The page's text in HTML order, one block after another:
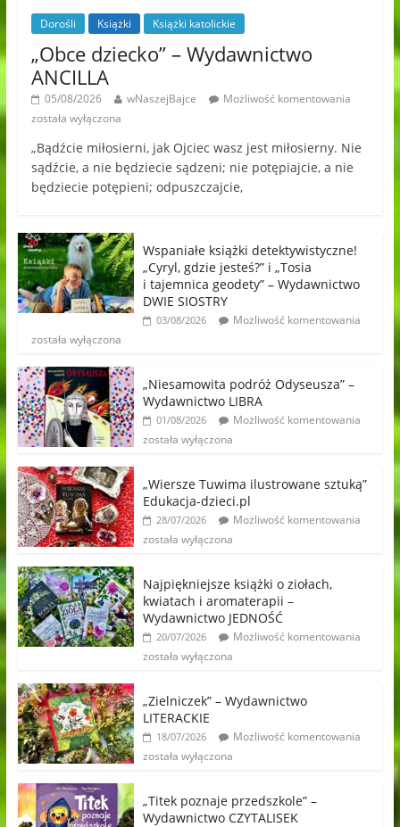
Dorośli Książki Książki katolickie
„Obce dziecko” – Wydawnictwo
ANCILLA
05/08/2026 wNaszejBajce
Możliwość komentowania
została wyłączona
„Bądźcie miłosierni, jak Ojciec wasz jest miłosierny. Nie
sądźcie, a nie będziecie sądzeni; nie potępiajcie, a nie
będziecie potępieni; odpuszczajcie,
Wspaniałe książki detektywistyczne!
„Cyryl, gdzie jesteś?” i „Tosia
i tajemnica geodety” – Wydawnictwo
DWIE SIOSTRY
03/08/2026
Możliwość komentowania
została wyłączona
„Niesamowita podróż Odyseusza” –
Wydawnictwo LIBRA
01/08/2026
Możliwość komentowania
została wyłączona
„Wiersze Tuwima ilustrowane sztuką”
Edukacja-dzieci.pl
28/07/2026
Możliwość komentowania
została wyłączona
Najpiękniejsze książki o ziołach,
kwiatach i aromaterapii –
Wydawnictwo JEDNOŚĆ
20/07/2026
Możliwość komentowania
została wyłączona
„Zielniczek” – Wydawnictwo
LITERACKIE
18/07/2026
Możliwość komentowania
została wyłączona
„Titek poznaje przedszkole” –
Wydawnictwo CZYTALISEK